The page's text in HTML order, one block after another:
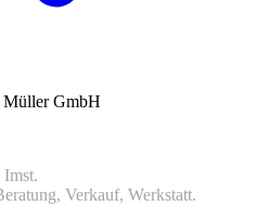
Müller GmbH
Verkauf, Werkstatt.